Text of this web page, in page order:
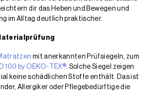
dir das Heben und Bewegen und
im Alltag deutlich praktischer.
mit anerkannten Prüfsiegeln, zum
100 by OEKO-TEX®. Solche Siegel zeigen
keine schädlichen Stoffe enthält. Das ist
Allergiker oder Pflegebedürftige die